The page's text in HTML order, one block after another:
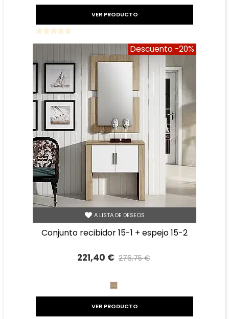
VER PRODUCTO
Descuento -20%
A LISTA DE DESEOS
conjunto recibidor 15-1 + espejo 15-2
221,40 € 276,75 €
CAMBRIAN
VER PRODUCTO